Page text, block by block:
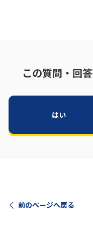
お知らせ
NTTドコモビジネスの
OCN サービス
この質問・回
はい
前のページへ戻る